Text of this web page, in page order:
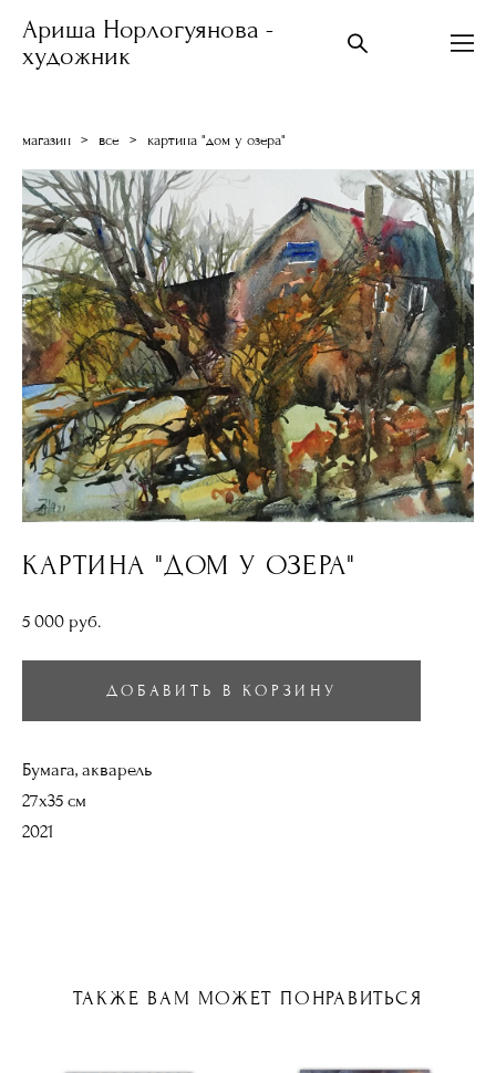
Ариша Норлогуянова -
художник
магазин > все > картина "дом у озера"
КАРТИНА "ДОМ У ОЗЕРА"
5 000 pуб.
ДОБАВИТЬ В КОРЗИНУ
Бумага, акварель
27х35 см
2021
ТАКЖЕ ВАМ МОЖЕТ ПОНРАВИТЬСЯ